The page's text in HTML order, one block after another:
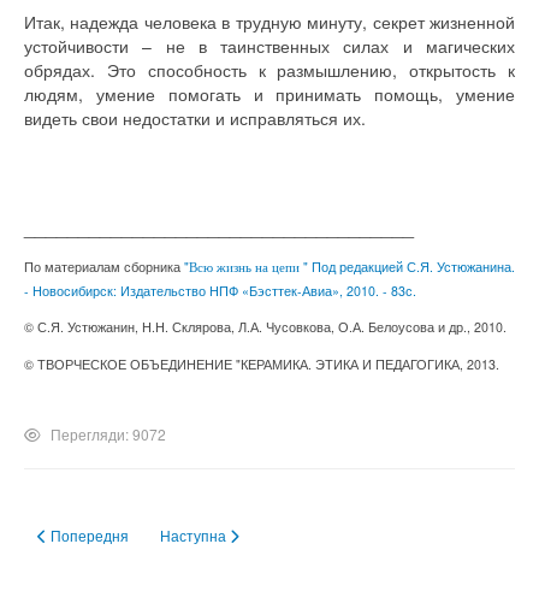
Итак, надежда человека в трудную минуту, секрет жизненной
устойчивости – не в таинственных силах и магических
обрядах. Это способность к размышлению, открытость к
людям, умение помогать и принимать помощь, умение
видеть свои недостатки и исправляться их.
По материалам сборника "Всю жизнь на цепи " Под редакцией С.Я. Устюжанина.
- Новосибирск: Издательство НПФ «Бэсттек-Авиа», 2010. - 83с.
© С.Я. Устюжанин, Н.Н. Склярова, Л.А. Чусовкова, О.А. Белоусова и др., 2010.
© ТВОРЧЕСКОЕ ОБЪЕДИНЕНИЕ "КЕРАМИКА. ЭТИКА И ПЕДАГОГИКА, 2013.
Перегляди: 9072
Попередня стаття: Надо жить!
Попередня Наступна стаття: Сборник "Всю жизнь на цепи"
Наступна